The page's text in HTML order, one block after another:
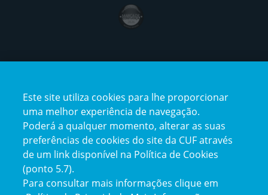
award4
certification2certification3
Reclamações
Este site utiliza cookies para lhe proporcionar
uma melhor experiência de navegação.
Poderá a qualquer momento, alterar as suas
preferências de cookies do site da CUF através
de um link disponível na Política de Cookies
(ponto 5.7).
Para consultar mais informações clique em